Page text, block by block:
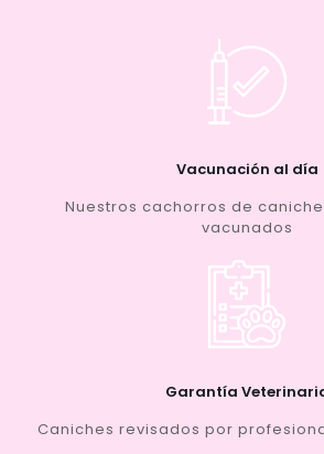
Vacunación al día
Nuestros cachorros de
vacunados
Garantía
Caniches revisados por